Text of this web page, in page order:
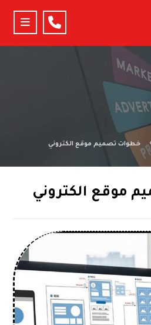
خطوات تصميم موقع الكتروني
موقع الكتروني